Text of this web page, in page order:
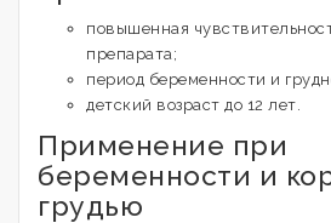
повышенная
препарата;
период беременности и
детский возраст до 12 лет.
Применение при
беременности и
грудью